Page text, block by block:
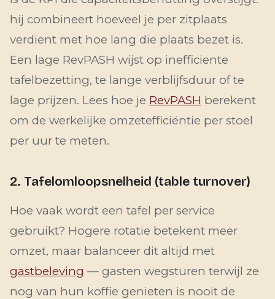
hij combineert hoeveel je per zitplaats
verdient met hoe lang die plaats bezet is.
Een lage RevPASH wijst op inefficiente
tafelbezetting, te lange verblijfsduur of te
lage prijzen. Lees hoe je RevPASH berekent
om de werkelijke omzetefficiëntie per stoel
per uur te meten.
2. Tafelomloopsnelheid (table turnover)
Hoe vaak wordt een tafel per service
gebruikt? Hogere rotatie betekent meer
omzet, maar balanceer dit altijd met
gastbeleving — gasten wegsturen terwijl ze
nog van hun koffie genieten is nooit de